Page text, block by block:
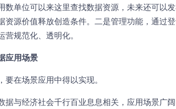
数单位可以来这里查找数据资源，未来还可以
资源价值释放创造条件。二是管理功能，通过
规范化、透明化。
应用场景
要在场景应用中得以实现。
据与经济社会千行百业息息相关，应用场景广